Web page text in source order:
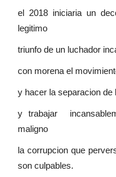
el 2018 iniciaria un
legitimo
triunfo de un luchador
con morena el
y hacer la separacion de
y trabajar
maligno
la corrupcion que
son culpables.